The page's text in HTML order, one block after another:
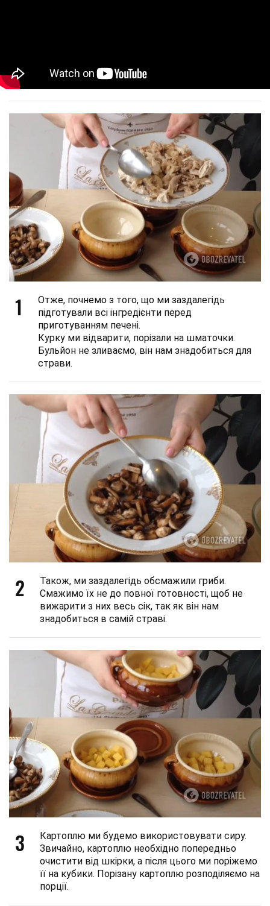
1
Отже, почнемо з того, що ми заздалегідь
підготували всі інгредієнти перед
приготуванням печені.
Курку ми відварити, порізали на шматочки.
Бульйон не зливаємо, він нам знадобиться для
страви.
2
Також, ми заздалегідь обсмажили гриби.
Смажимо їх не до повної готовності, щоб не
вижарити з них весь сік, так як він нам
знадобиться в самій страві.
3
Картоплю ми будемо використовувати сиру.
Звичайно, картоплю необхідно попередньо
очистити від шкірки, а після цього ми поріжемо
її на кубики. Порізану картоплю розподіляємо на
порції.